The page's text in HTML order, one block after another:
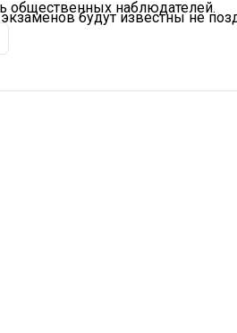
общественных наблюдателей.
будут известны не